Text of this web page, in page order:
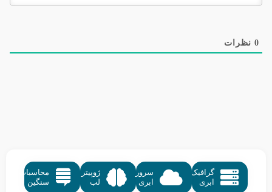
0 نظرات
گرافیک
ابری
ژوپیتر
لب
سرور
ابری
محاسبات
سنگین